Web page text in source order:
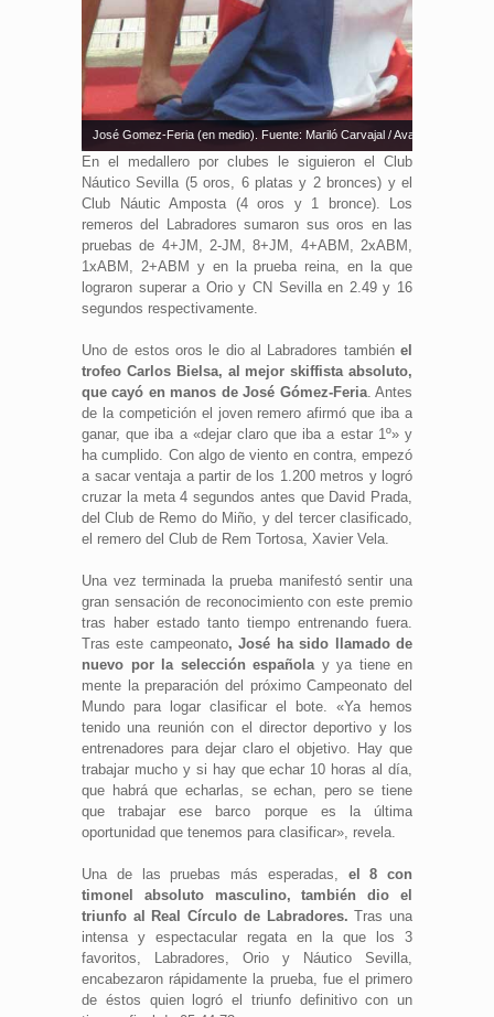
José Gomez-Feria (en medio). Fuente: Mariló Carvajal / Avance Deportivo
En el medallero por clubes le siguieron el Club
Náutico Sevilla (5 oros, 6 platas y 2 bronces) y el
Club Náutic Amposta (4 oros y 1 bronce). Los
remeros del Labradores sumaron sus oros en las
pruebas de 4+JM, 2-JM, 8+JM, 4+ABM, 2xABM,
1xABM, 2+ABM y en la prueba reina, en la que
lograron superar a Orio y CN Sevilla en 2.49 y 16
segundos respectivamente.
Uno de estos oros le dio al Labradores también el
trofeo Carlos Bielsa, al mejor skiffista absoluto,
que cayó en manos de José Gómez-Feria. Antes
de la competición el joven remero afirmó que iba a
ganar, que iba a «dejar claro que iba a estar 1º» y
ha cumplido. Con algo de viento en contra, empezó
a sacar ventaja a partir de los 1.200 metros y logró
cruzar la meta 4 segundos antes que David Prada,
del Club de Remo do Miño, y del tercer clasificado,
el remero del Club de Rem Tortosa, Xavier Vela.
Una vez terminada la prueba manifestó sentir una
gran sensación de reconocimiento con este premio
tras haber estado tanto tiempo entrenando fuera.
Tras este campeonato, José ha sido llamado de
nuevo por la selección españolay ya tiene en
mente la preparación del próximo Campeonato del
Mundo para logar clasificar el bote. «Ya hemos
tenido una reunión con el director deportivo y los
entrenadores para dejar claro el objetivo. Hay que
trabajar mucho y si hay que echar 10 horas al día,
que habrá que echarlas, se echan, pero se tiene
que trabajar ese barco porque es la última
oportunidad que tenemos para clasificar», revela.
Una de las pruebas más esperadas, el 8 con
timonel absoluto masculino, también dio el
triunfo al Real Círculo de Labradores. Tras una
intensa y espectacular regata en la que los 3
favoritos, Labradores, Orio y Náutico Sevilla,
encabezaron rápidamente la prueba, fue el primero
de éstos quien logró el triunfo definitivo con un